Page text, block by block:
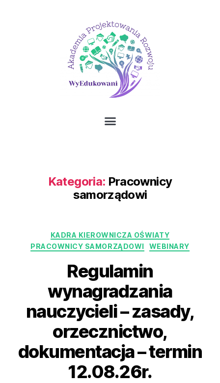
Kategoria: Pracownicy
samorządowi
KADRA KIEROWNICZA OŚWIATY
PRACOWNICY SAMORZĄDOWI
WEBINARY
Regulamin
wynagradzania
nauczycieli – zasady,
orzecznictwo,
dokumentacja – termin
12.08.26r.